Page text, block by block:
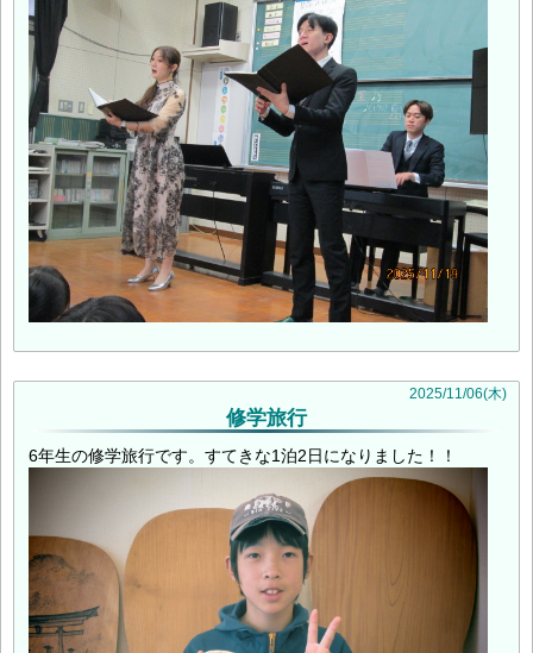
2025/11/06(木)
修学旅行
6年生の修学旅行です。すてきな1泊2日になりました！！